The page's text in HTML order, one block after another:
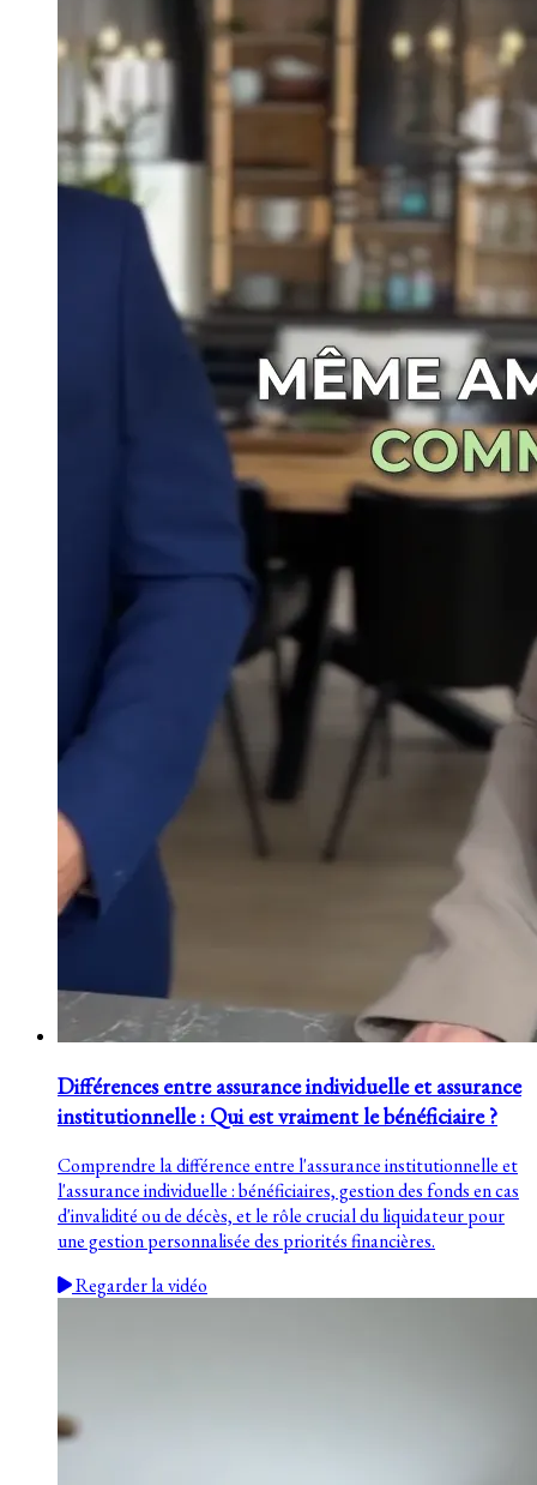
Différences entre assurance individuelle et assurance
institutionnelle : Qui est vraiment le bénéficiaire ?
Comprendre la différence entre l'assurance institutionnelle et
l'assurance individuelle : bénéficiaires, gestion des fonds en cas
d'invalidité ou de décès, et le rôle crucial du liquidateur pour
une gestion personnalisée des priorités financières.
Regarder la vidéo